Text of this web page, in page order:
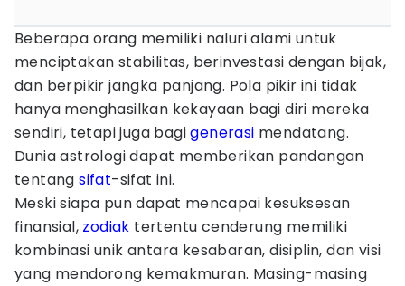
Beberapa orang memiliki naluri alami untuk
menciptakan stabilitas, berinvestasi dengan bijak,
dan berpikir jangka panjang. Pola pikir ini tidak
hanya menghasilkan kekayaan bagi diri mereka
sendiri, tetapi juga bagigenerasi mendatang.
Dunia astrologi dapat memberikan pandangan
tentangsifat-sifat ini.
Meski siapa pun dapat mencapai kesuksesan
finansial, zodiak tertentu cenderung memiliki
kombinasi unik antara kesabaran, disiplin, dan visi
yang mendorong kemakmuran. Masing-masing